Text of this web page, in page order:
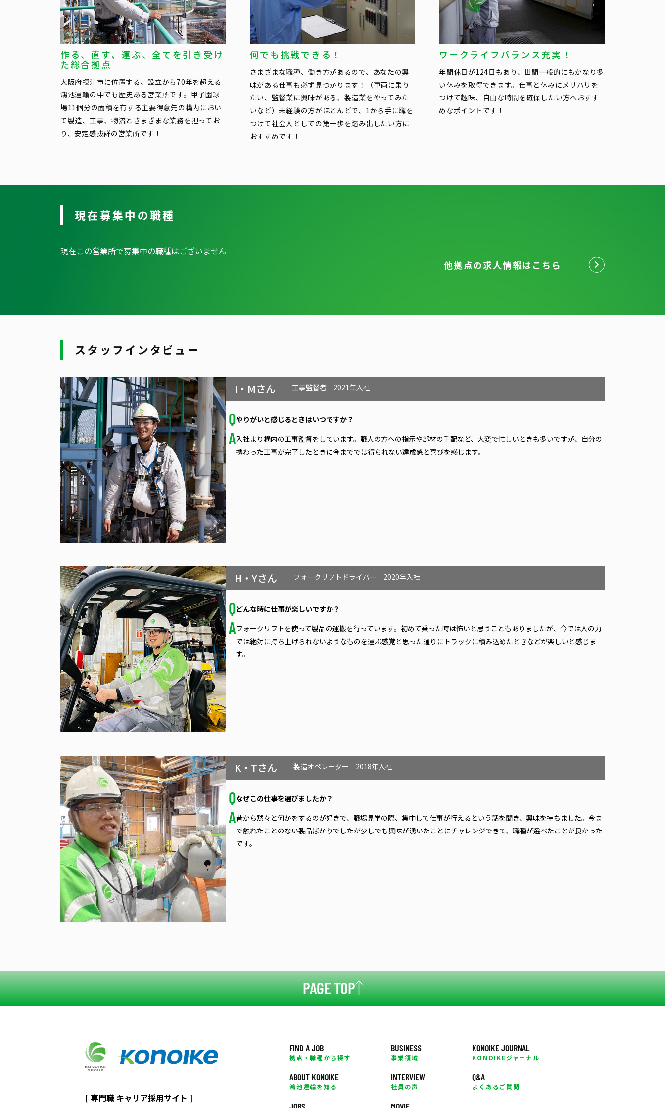
作る、直す、運ぶ、全てを引き受け
た総合拠点
大阪府摂津市に位置する、設立から70年を超える
鴻池運輸の中でも歴史ある営業所です。甲子園球
場11個分の面積を有する主要得意先の構内におい
て製造、工事、物流とさまざまな業務を担ってお
り、安定感抜群の営業所です！
何でも挑戦できる！
さまざまな職種、働き方があるので、あなたの興
味がある仕事も必ず見つかります！（車両に乗り
たい、監督業に興味がある、製造業をやってみた
いなど）未経験の方がほとんどで、1から手に職を
つけて社会人としての第一歩を踏み出したい方に
おすすめです！
ワークライフバランス充実！
年間休日が124日もあり、世間一般的にもかなり多
い休みを取得できます。仕事と休みにメリハリを
つけて趣味、自由な時間を確保したい方へおすす
めなポイントです！
現在募集中の職種
現在この営業所で募集中の職種はございません
他拠点の求人情報はこちら
スタッフインタビュー
I・Mさん 工事監督者 2021年入社
やりがいと感じるときはいつですか？
入社より構内の工事監督をしています。職人の方への指示や部材の手配など、大変で忙しいときも多いですが、自分の
携わった工事が完了したときに今まででは得られない達成感と喜びを感じます。
H・Yさん フォークリフトドライバー 2020年入社
どんな時に仕事が楽しいですか？
フォークリフトを使って製品の運搬を行っています。初めて乗った時は怖いと思うこともありましたが、今では人の力
では絶対に持ち上げられないようなものを運ぶ感覚と思った通りにトラックに積み込めたときなどが楽しいと感じま
す。
K・Tさん 製造オペレーター 2018年入社
なぜこの仕事を選びましたか？
昔から黙々と何かをするのが好きで、職場見学の際、集中して仕事が行えるという話を聞き、興味を持ちました。今ま
で触れたことのない製品ばかりでしたが少しでも興味が湧いたことにチャレンジできて、職種が選べたことが良かった
です。
PAGE TOP
[ 専門職 キャリア採用サイト ]
FIND A JOB
拠点・職種から探す
ABOUT KONOIKE
鴻池運輸を知る
BUSINESS
事業領域
INTERVIEW
社員の声
KONOIKE JOURNAL
KONOIKEジャーナル
Q&A
よくあるご質問